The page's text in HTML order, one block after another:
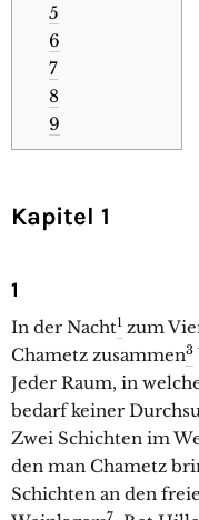
5
6
7
8
9
Kapitel 1
1
In der Nacht1 zum
Chametz zusammen3
Jeder Raum, in
bedarf keiner
Zwei Schichten im
den man Chametz
Schichten an den
7